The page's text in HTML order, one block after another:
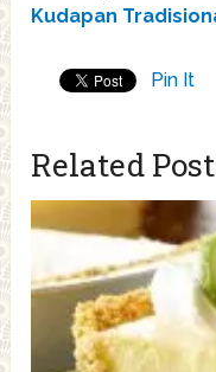
Kudapan
Pin It
Related